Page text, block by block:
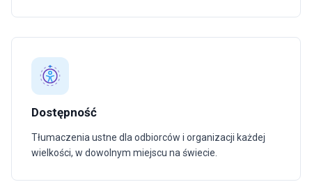
Dostępność
Tłumaczenia ustne dla odbiorców i organizacji każdej
wielkości, w dowolnym miejscu na świecie.